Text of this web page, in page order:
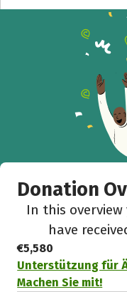
Donation
In this
have
€5,580
Unterstützung für
Machen Sie mit!